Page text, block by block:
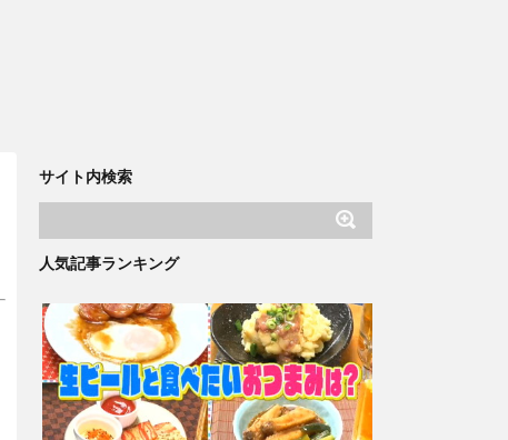
サイト内検索
人気記事ランキング